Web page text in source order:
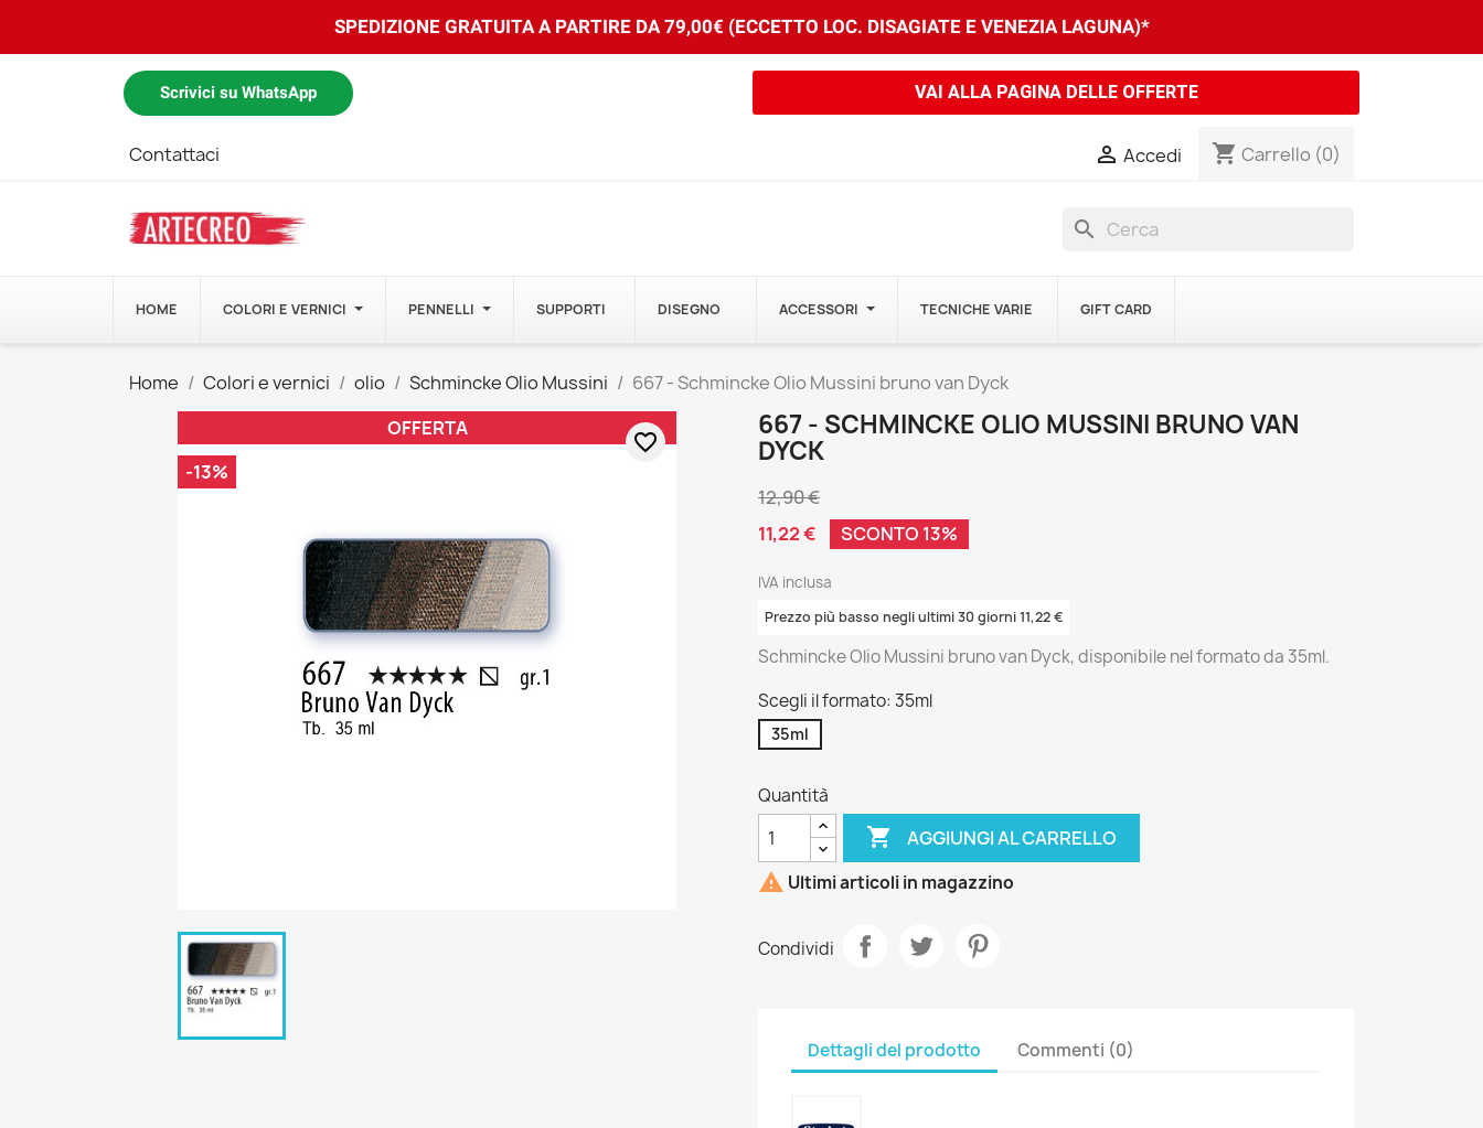
SPEDIZIONE GRATUITA A PARTIRE DA 79,00€ (ECCETTO LOC. DISAGIATE E VENEZIA LAGUNA)*
Scrivici su WhatsApp VAI ALLA PAGINA DELLE OFFERTE
Contattaci  Accedi shopping_cart Carrello (0)
search
HOME COLORI E VERNICI PENNELLI SUPPORTI DISEGNO ACCESSORI TECNICHE VARIE GIFT CARD
Home Colori e vernici olio Schmincke Olio Mussini
667 - Schmincke Olio Mussini bruno van Dyck
OFFERTA
-13%
favorite_border
667 - SCHMINCKE OLIO MUSSINI BRUNO VAN
DYCK
12,90 €
11,22 €
SCONTO 13%
IVA inclusa
Prezzo più basso negli ultimi 30 giorni 11,22 €
Schmincke Olio Mussini bruno van Dyck, disponibile nel formato da 35ml.
Scegli il formato: 35ml
35ml
Quantità
 AGGIUNGI AL CARRELLO
 Ultimi articoli in magazzino
Condividi
Dettagli del prodotto Commenti (0)